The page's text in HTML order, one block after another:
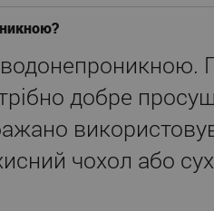
добре
чохол або